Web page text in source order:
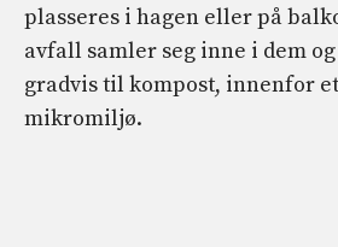
plasseres i hagen eller på
avfall samler seg inne i dem
gradvis til kompost, innenfor
mikromiljø.